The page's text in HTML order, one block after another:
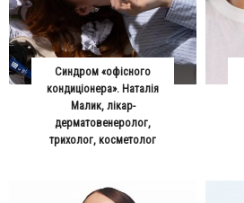
Синдром «офісного
кондиціонера». Наталія
Малик, лікар-
дерматовенеролог,
трихолог, косметолог